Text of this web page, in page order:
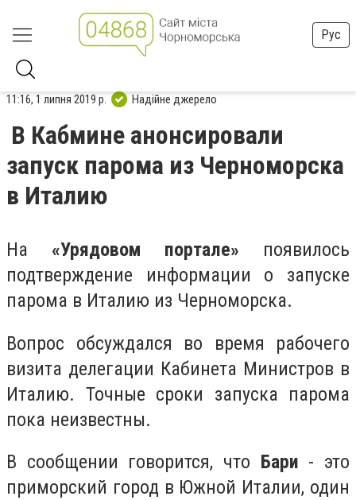
Рус
11:16, 1 липня 2019 р. Надійне джерело
В Кабмине анонсировали
запуск парома из Черноморска
в Италию
На «Урядовом портале» появилось
подтверждение информации о запуске
парома в Италию из Черноморска.
Вопрос обсуждался во время рабочего
визита делегации Кабинета Министров в
Италию. Точные сроки запуска парома
пока неизвестны.
В сообщении говорится, что Бари - это
приморский город в Южной Италии, один